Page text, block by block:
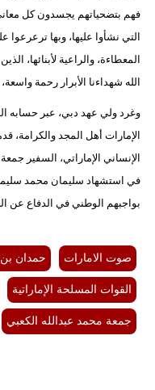
فهم بتضحياتهم يجسدون كل معاني
التي نشأوا عليها، وبها ترعرعوا
المعطاءة، والراعية لأبنائها،
الله شهداءنا الأبرار رحمة واسعة،
وغرد ولي عهد دبي، عبر حسابه
الإمارات أهل المجد والكرامة،
الإنساني الإماراتي، السفير
في استشهاد سليمان محمد
بواجبهم الوطني في الدفاع عن
صوت الامارات حمدان
القوات المسلحة الإماراتية
جمعة محمد عبدالله الكعبي